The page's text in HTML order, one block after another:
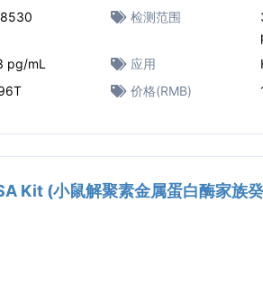
检测范围
pg/mL 应用
价格(RMB)
Kit (小鼠解聚素金属蛋白酶家族